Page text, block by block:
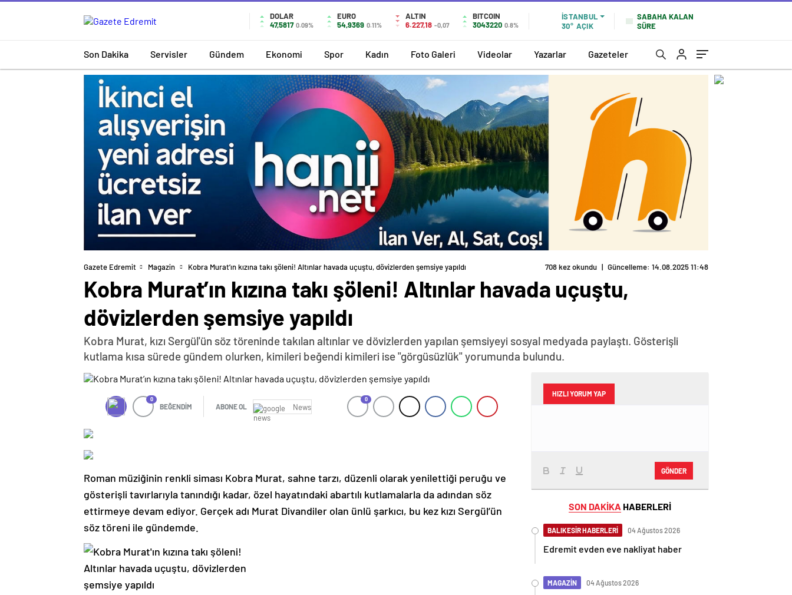
DOLAR
47,5817 0.09%
EURO
54,9369 0.11%
ALTIN
6.227,18 -0,07
BITCOIN
3043220 0.8%
İSTANBUL
30° AÇIK
SABAHA KALAN
SÜRE
Son Dakika Servisler Gündem Ekonomi Spor Kadın Foto Galeri Videolar Yazarlar Gazeteler
Gazete Edremit Magazin Kobra Murat’ın kızına takı şöleni! Altınlar havada uçuştu, dövizlerden şemsiye yapıldı 708 kez okundu | Güncelleme: 14.08.2025 11:48
Kobra Murat’ın kızına takı şöleni! Altınlar havada uçuştu,
dövizlerden şemsiye yapıldı
Kobra Murat, kızı Sergül'ün söz töreninde takılan altınlar ve dövizlerden yapılan şemsiyeyi sosyal medyada paylaştı. Gösterişli
kutlama kısa sürede gündem olurken, kimileri beğendi kimileri ise "görgüsüzlük" yorumunda bulundu.
0
BEĞENDİM ABONE OL News
0
Roman müziğinin renkli siması Kobra Murat, sahne tarzı, düzenli olarak yenilettiği peruğu ve
gösterişli tavırlarıyla tanındığı kadar, özel hayatındaki abartılı kutlamalarla da adından söz
ettirmeye devam ediyor. Gerçek adı Murat Divandiler olan ünlü şarkıcı, bu kez kızı Sergül’ün
söz töreni ile gündemde.
HIZLI YORUM YAP
GÖNDER
SON DAKİKA HABERLERİ
BALIKESİR HABERLERİ 04 Ağustos 2026
Edremit evden eve nakliyat haber
MAGAZİN 04 Ağustos 2026